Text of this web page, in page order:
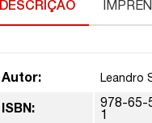
DESCRIÇÃO
Autor: Leandro
ISBN:
978-65-
1